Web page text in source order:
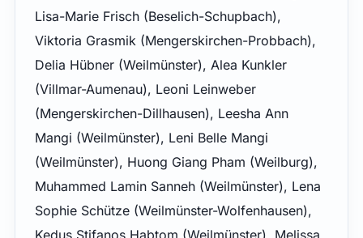
Lisa-Marie Frisch (Beselich-Schupbach),
Viktoria Grasmik (Mengerskirchen-Probbach),
Delia Hübner (Weilmünster), Alea Kunkler
(Villmar-Aumenau), Leoni Leinweber
(Mengerskirchen-Dillhausen), Leesha Ann
Mangi (Weilmünster), Leni Belle Mangi
(Weilmünster), Huong Giang Pham (Weilburg),
Muhammed Lamin Sanneh (Weilmünster), Lena
Sophie Schütze (Weilmünster-Wolfenhausen),